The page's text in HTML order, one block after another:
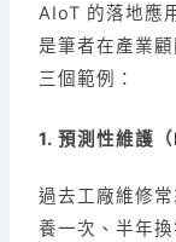
AIoT 的落地應
是筆者在產業
三個範例：
1. 預測性維護
過去工廠維修
養一次、半年換